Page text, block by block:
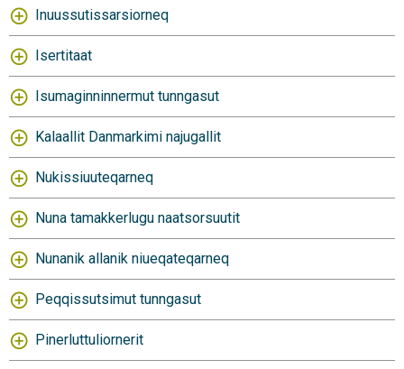
Inuussutissarsiorneq
Isertitaat
Isumaginninnermut tunngasut
Kalaallit Danmarkimi najugallit
Nukissiuuteqarneq
Nuna tamakkerlugu naatsorsuutit
Nunanik allanik niueqateqarneq
Peqqissutsimut tunngasut
Pinerluttuliornerit